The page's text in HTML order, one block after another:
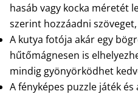
hasáb vagy kocka méretét
szerint hozzáadni
A kutya fotója akár egy
hűtőmágnesen is
mindig gyönyörködhet
A fényképes puzzle játék